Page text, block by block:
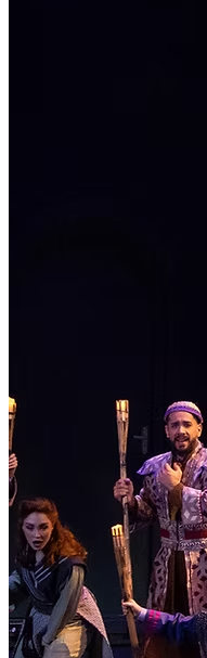
Código
Soluções
Alelo Pod
Contrate agora
Alelo S.A.
CNPJ 04.740.876/0001-25 |
andares,
Naip Instituição de